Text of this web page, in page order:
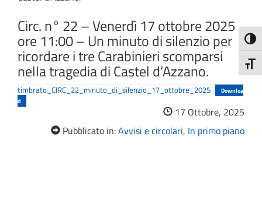
Circ. n° 22 – Venerdì 17 ottobre 2025
ore 11:00 – Un minuto di silenzio per
ricordare i tre Carabinieri scomparsi
nella tragedia di Castel d’Azzano.
timbrato_CIRC_22_minuto_di_silenzio_17_ottobre_2025
Downloa
d
17 Ottobre, 2025
Pubblicato in:Avvisi e circolari, In primo piano